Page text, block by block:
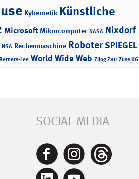
Kybernetik Künstliche
Microsoft Mikrocomputer NASA Nixdorf
NSA Rechenmaschine RoboterSPIEGEL
Lee World Wide Web Zilog Z80 Zuse KG
SOCIAL MEDIA